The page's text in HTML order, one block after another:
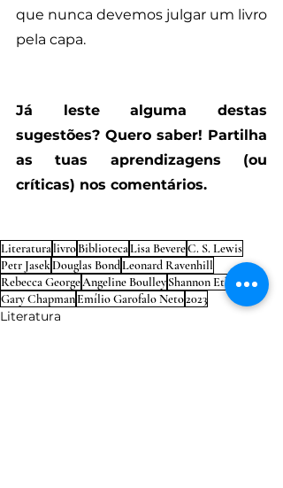
que nunca devemos julgar um livro
pela capa.
Já leste alguma destas
sugestões? Quero saber! Partilha
as tuas aprendizagens (ou
críticas) nos comentários.
LiteraturalivroBibliotecaLisa BevereC. S. Lewis
Petr JasekDouglas BondLeonard Ravenhill
Rebecca GeorgeAngeline BoulleyShannon Ethridge
Gary ChapmanEmílio Garofalo Neto2023
Literatura